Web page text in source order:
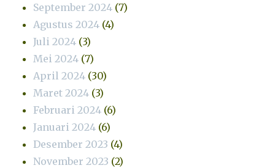
September 2024 (7)
Agustus 2024 (4)
Juli 2024 (3)
Mei 2024 (7)
April 2024 (30)
Maret 2024 (3)
Februari 2024 (6)
Januari 2024 (6)
Desember 2023 (4)
November 2023 (2)